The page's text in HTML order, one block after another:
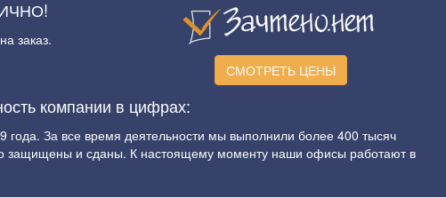
заказ.
СМОТРЕТЬ ЦЕНЫ
компании в цифрах:
года. За все время деятельности мы выполнили более 400 тысяч
защищены и сданы. К настоящему моменту наши офисы работают в